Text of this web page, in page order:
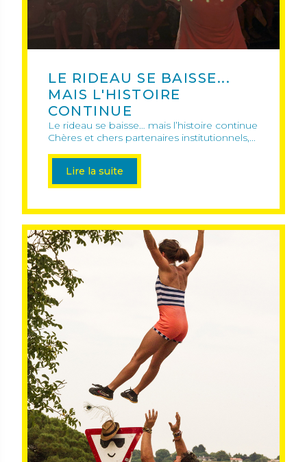
LE RIDEAU SE BAISSE...
MAIS L'HISTOIRE
CONTINUE
Le rideau se baisse… mais l’histoire continue
Chères et chers partenaires institutionnels,...
Lire la suite